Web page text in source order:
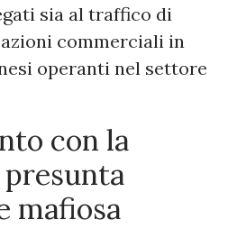
sia al traffico di
commerciali in
operanti nel settore
con la
presunta
mafiosa